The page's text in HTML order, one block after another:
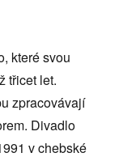
které svou
třicet let.
zpracovávají
Divadlo
v chebské